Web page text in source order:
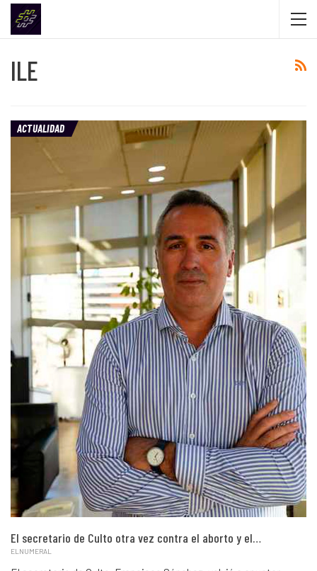
ILE
ACTUALIDAD
El secretario de Culto otra vez contra el aborto y el…
ELNUMERAL